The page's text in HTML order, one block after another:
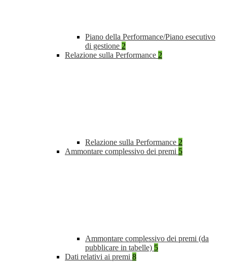
Piano della Performance/Piano esecutivo
di gestione 2
Relazione sulla Performance 2
Relazione sulla Performance 2
Ammontare complessivo dei premi 5
Ammontare complessivo dei premi (da
pubblicare in tabelle) 5
Dati relativi ai premi 8